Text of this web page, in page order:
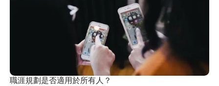
職涯規劃是否適用於所有人？